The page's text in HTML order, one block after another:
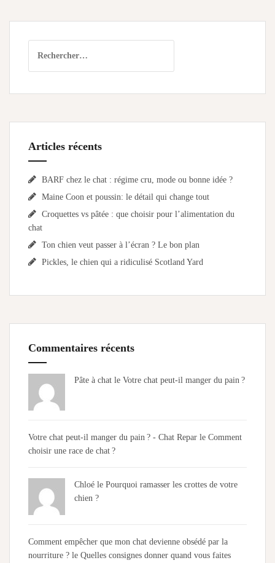
Articles récents
BARF chez le chat : régime cru, mode ou bonne idée ?
Maine Coon et poussin: le détail qui change tout
Croquettes vs pâtée : que choisir pour l’alimentation du
chat
Ton chien veut passer à l’écran ? Le bon plan
Pickles, le chien qui a ridiculisé Scotland Yard
Commentaires récents
Pâte à chat le Votre chat peut-il manger du pain ?
Votre chat peut-il manger du pain ? - Chat Repar le Comment
choisir une race de chat ?
Chloé le Pourquoi ramasser les crottes de votre
chien ?
Comment empêcher que mon chat devienne obsédé par la
nourriture ? le Quelles consignes donner quand vous faites